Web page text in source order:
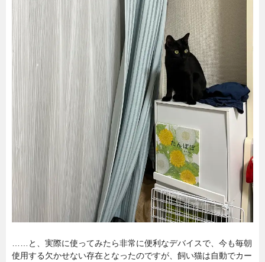
……と、実際に使ってみたら非常に便利なデバイスで、今も毎朝
使用する欠かせない存在となったのですが、飼い猫は自動でカー